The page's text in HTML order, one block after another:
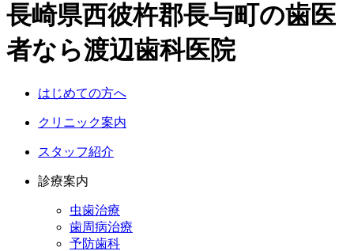
長崎県西彼杵郡長与町の歯医
者なら渡辺歯科医院
はじめての方へ
クリニック案内
スタッフ紹介
診療案内
虫歯治療
歯周病治療
予防歯科